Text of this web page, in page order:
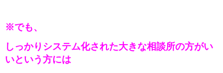
※でも、
しっかりシステム化された大きな相談所の方がい
いという方には